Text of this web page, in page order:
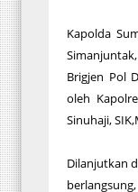
Kapolda
Brigjen Pol
oleh
Sinuhaji,
Dilanjutkan